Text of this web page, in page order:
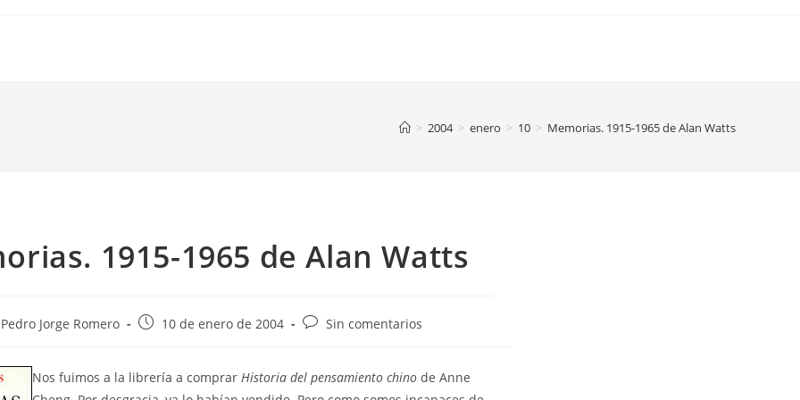
> 2004 > enero > 10 > Memorias. 1915-1965 de Alan Watts
1915-1965 de Alan Watts
Pedro Jorge Romero
Publicación
entrada:
10 de enero de 2004
Comentarios
entrada:
Sin comentarios
Nos fuimos a la librería a comprar Historia del pensamiento chino de Anne